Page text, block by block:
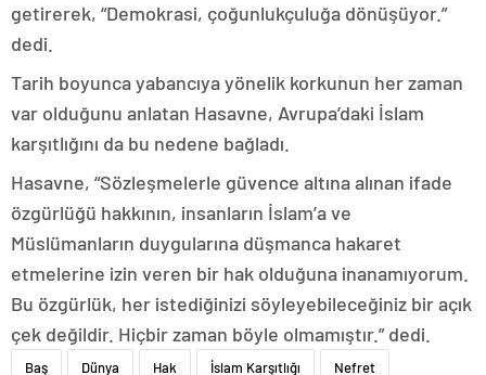
getirerek, “Demokrasi, çoğunlukçuluğa dönüşüyor.”
dedi.
Tarih boyunca yabancıya yönelik korkunun her zaman
var olduğunu anlatan Hasavne, Avrupa’daki İslam
karşıtlığını da bu nedene bağladı.
Hasavne, “Sözleşmelerle güvence altına alınan ifade
özgürlüğü hakkının, insanların İslam’a ve
Müslümanların duygularına düşmanca hakaret
etmelerine izin veren bir hak olduğuna inanamıyorum.
Bu özgürlük, her istediğinizi söyleyebileceğiniz bir açık
çek değildir. Hiçbir zaman böyle olmamıştır.” dedi.
Baş Dünya Hak İslam Karşıtlığı Nefret